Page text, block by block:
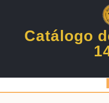
Catálogo